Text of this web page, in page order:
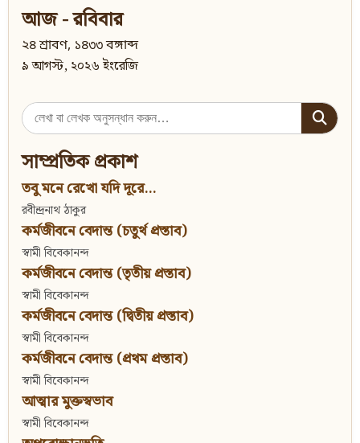
আজ - রবিবার
২৪ শ্রাবণ, ১৪৩৩ বঙ্গাব্দ
৯ আগস্ট, ২০২৬ ইংরেজি
Search
for:
সাম্প্রতিক প্রকাশ
তবু মনে রেখো যদি দূরে...
রবীন্দ্রনাথ ঠাকুর
কর্মজীবনে বেদান্ত (চতুর্থ প্রস্তাব)
স্বামী বিবেকানন্দ
কর্মজীবনে বেদান্ত (তৃতীয় প্রস্তাব)
স্বামী বিবেকানন্দ
কর্মজীবনে বেদান্ত (দ্বিতীয় প্রস্তাব)
স্বামী বিবেকানন্দ
কর্মজীবনে বেদান্ত (প্রথম প্রস্তাব)
স্বামী বিবেকানন্দ
আত্মার মুক্তস্বভাব
স্বামী বিবেকানন্দ